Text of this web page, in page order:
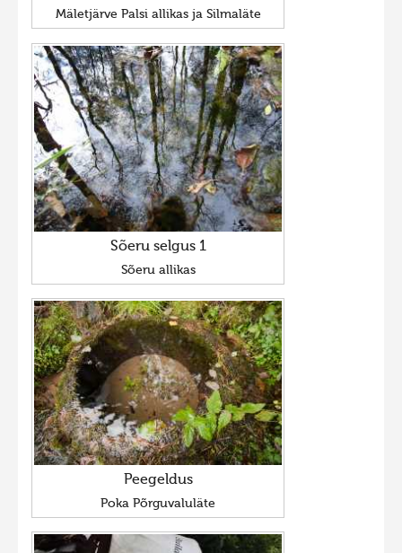
Mäletjärve Palsi allikas ja Silmaläte
Sõeru selgus 1
Sõeru allikas
Peegeldus
Poka Põrguvaluläte